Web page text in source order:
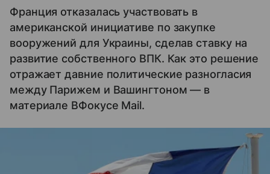
Франция отказалась участвовать в
американской инициативе по закупке
вооружений для Украины, сделав ставку на
развитие собственного ВПК. Как это решение
отражает давние политические разногласия
между Парижем и Вашингтоном — в
материале ВФокусе Mail.